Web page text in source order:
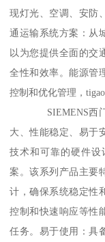
现灯光、空调、安防
通运输系统方案：从
以为您提供全面的交
全性和效率。能源管
控制和优化管理，
SIEMENS西门子
大、性能稳定、易于
技术和可靠的硬件
案。该系列产品主要
计，确保系统稳定性
控制和快速响应等性
任务。易于使用：具